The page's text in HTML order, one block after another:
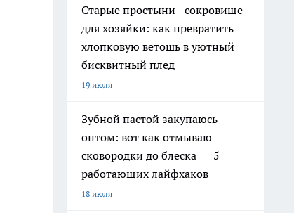
Старые простыни - сокровище
для хозяйки: как превратить
хлопковую ветошь в уютный
бисквитный плед
19 июля
Зубной пастой закупаюсь
оптом: вот как отмываю
сковородки до блеска — 5
работающих лайфхаков
18 июля